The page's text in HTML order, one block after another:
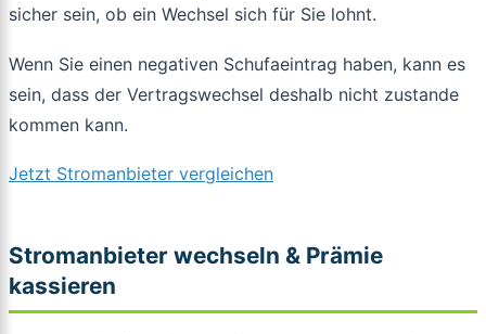
sicher sein, ob ein Wechsel sich für Sie lohnt.
Wenn Sie einen negativen Schufaeintrag haben, kann es
sein, dass der Vertragswechsel deshalb nicht zustande
kommen kann.
Jetzt Stromanbieter vergleichen
Stromanbieter wechseln & Prämie
kassieren